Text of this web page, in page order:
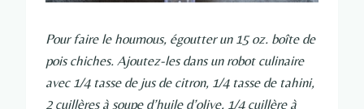
Pour faire le houmous, égoutter un 15 oz. boîte de
pois chiches. Ajoutez-les dans un robot culinaire
avec 1/4 tasse de jus de citron, 1/4 tasse de tahini,
2 cuillères à soupe d’huile d’olive, 1/4 cuillère à